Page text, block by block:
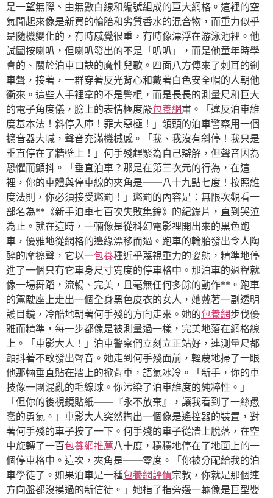
是一望無際、由無數白線和編號組成的巨大網格。這裡的空
氣聞起來像是新買的輪胎和劣質香水的混合物，而重力似乎
是隨機變化的，有時感覺很重，有時像漂浮在游泳池裡。他
試圖按喇叭，但喇叭發出的不是「叭叭」，而是他童年時學
會的、關於泊車口訣的魔性兒歌。四面八方傳來了刺耳的剎
車聲，接著，一群穿著反光背心和戴著白色安全帽的人朝他
衝來。這些人手裡拿的不是警棍，而是長長的測量尺和巨大
的電子角度儀，臉上的表情極度嚴包養網肅。「違反泊車維
度基本法！斜停入庫！罪大惡極！」領頭的泊車警察用一個
擴音器大喊，聲音充滿機械感。「我、我沒有斜停！我只是
垂直停在了牆壁上！」何手殘趕緊為自己辯解，但聲音因為
恐懼而顫抖。「垂直泊車？那是在第三次元的行為，在這
裡，你的車體與停車線的夾角是——八十九點七度！按照維
度法則，你必須接受懲罰！」懲罰的內容是：無限次觀看一
部名為**《新手泊車七百次失敗集錦》的紀錄片，直到哭泣
為止。就在這時，一輛像是從科幻電影裡開出來的黑色跑
車，優雅地從網格的邊緣漂移而過。跑車的輪胎發出令人陶
醉的摩擦聲，它以一包養種近乎蔑視重力的姿態，精準地停
進了一個只有它車身尺寸寬度的停車格中。那泊車的過程就
像一場舞蹈，流暢、完美，且毫無任何多餘的動作**。跑車
的駕駛座上走出一個全身黑色皮衣的女人，她戴著一副透明
護目鏡，冷酷地朝著何手殘的方向走來。她的包養網步伐優
雅而精準，每一步都像是被測量過一樣，完美地落在網格線
上。「車影大人！」泊車警察們立刻立正站好，連測量尺都
顫抖著不敢發出聲音。她走到何手殘面前，輕蔑地掃了一眼
他那輛垂直貼在牆上的掀背車，語氣冰冷。「新手，你的車
技像一團混亂的毛線球。你污染了泊車維度的純粹性。」
「但你的後視鏡貼紙——『永不放棄』，讓我看到了一絲愚
蠢的勇氣。」車影大人突然掏出一個像是遙控器的裝置，對
著何手殘的車子按了一下。何手殘的車子從牆上脫落，在空
中旋轉了一百包養網推薦八十度，穩穩地停在了地面上的一
個停車格中。這次，夾角是——零度。「你被分配給我的泊
車學徒了。如果泊車是一種包養網評價宗教，你就是那個連
方向盤都沒摸過的新信徒。」她指了指旁邊一輛像是巨型嬰